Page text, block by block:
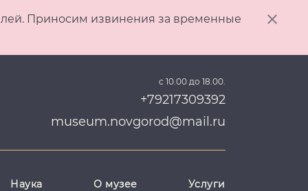
Приносим извинения за временные
с 10.00 до 18.00.
+79217309392
museum.novgorod@mail.ru
Наука О музее Услуги